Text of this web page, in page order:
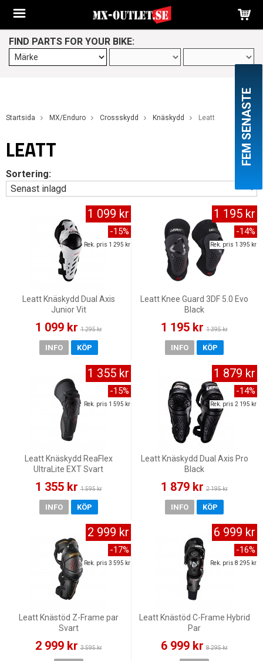
FIND PARTS FOR YOUR BIKE:
Startsida MX/Enduro Crossskydd Knäskydd Leatt
LEATT
Sortering:
Leatt Knäskydd Dual Axis
Junior Vit
1 099 kr 1 295 kr
1 099 kr
-15%
Rek. pris 1 295 kr
INFO KÖP
Leatt Knee Guard 3DF 5.0 Evo
Black
1 195 kr 1 395 kr
1 195 kr
-14%
Rek. pris 1 395 kr
INFO KÖP
Leatt Knäskydd ReaFlex
UltraLite EXT Svart
1 355 kr 1 595 kr
1 355 kr
-15%
Rek. pris 1 595 kr
INFO KÖP
Leatt Knäskydd Dual Axis Pro
Black
1 879 kr 2 195 kr
1 879 kr
-14%
Rek. pris 2 195 kr
INFO KÖP
Leatt Knästöd Z-Frame par
Svart
2 999 kr 3 595 kr
2 999 kr
-17%
Rek. pris 3 595 kr
Leatt Knästöd C-Frame Hybrid
Par
6 999 kr 8 295 kr
6 999 kr
-16%
Rek. pris 8 295 kr
FEM SENASTE